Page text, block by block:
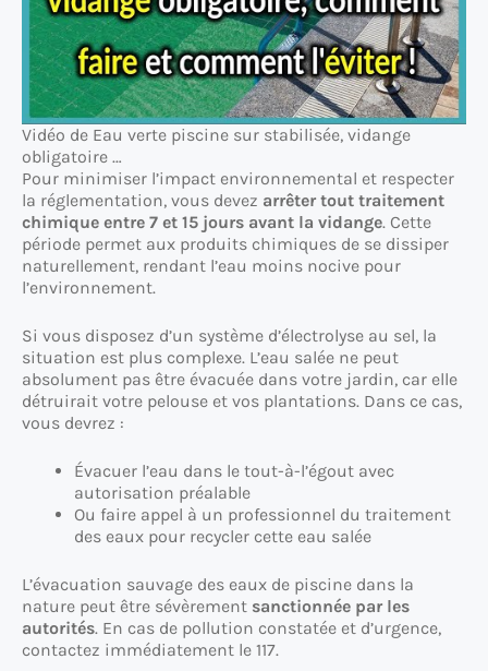
Vidéo de Eau verte piscine sur stabilisée, vidange
obligatoire …
Pour minimiser l’impact environnemental et respecter
la réglementation, vous devez arrêter tout traitement
chimique entre 7 et 15 jours avant la vidange. Cette
période permet aux produits chimiques de se dissiper
naturellement, rendant l’eau moins nocive pour
l’environnement.
Si vous disposez d’un système d’électrolyse au sel, la
situation est plus complexe. L’eau salée ne peut
absolument pas être évacuée dans votre jardin, car elle
détruirait votre pelouse et vos plantations. Dans ce cas,
vous devrez :
Évacuer l’eau dans le tout-à-l’égout avec
autorisation préalable
Ou faire appel à un professionnel du traitement
des eaux pour recycler cette eau salée
L’évacuation sauvage des eaux de piscine dans la
nature peut être sévèrement sanctionnée par les
autorités. En cas de pollution constatée et d’urgence,
contactez immédiatement le 117.